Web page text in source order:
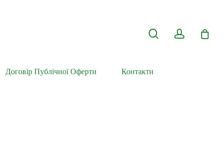
Договір Публічної Оферти Контакти